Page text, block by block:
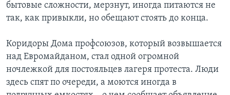
бытовые сложности, мерзнут, иногда питаются не
так, как привыкли, но обещают стоять до конца.
Коридоры Дома профсоюзов, который возвышается
над Евромайданом, стал одной огромной
ночлежкой для постояльцев лагеря протеста. Люди
здесь спят по очереди, а моются иногда в